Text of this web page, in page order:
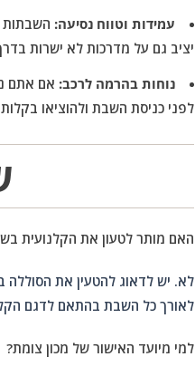
עמידות וטווח נסיעה: השבתות
יציב גם על מדרכות לא ישרות
נוחות בהרמה לרכב: אם אתם
לפני כניסת השבת ולהוציאו
האם מותר לטעון את הקלנועית
לא. יש לדאוג להטעין את הסוללה
לאורך כל השבת בהתאם לדגם
למי מיועד האישור של מכון צומת?